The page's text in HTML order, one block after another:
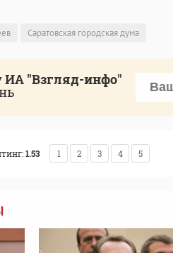
Саратовская городская дума
ИА "Взгляд-инфо"
1.53 1 2 3 4 5